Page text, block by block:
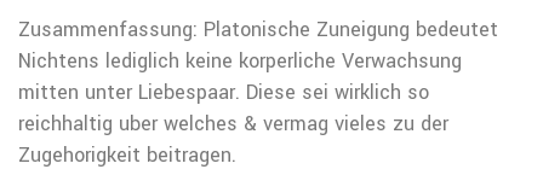
Zusammenfassung: Platonische Zuneigung bedeutet
Nichtens lediglich keine korperliche Verwachsung
mitten unter Liebespaar. Diese sei wirklich so
reichhaltig uber welches & vermag vieles zu der
Zugehorigkeit beitragen.